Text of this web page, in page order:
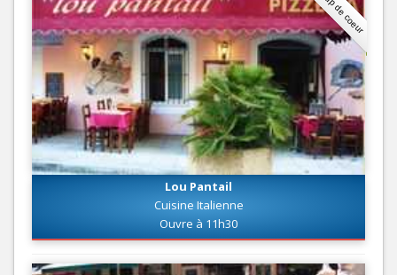
Coup de coeur
Lou Pantail
Cuisine Italienne
Ouvre à 11h30